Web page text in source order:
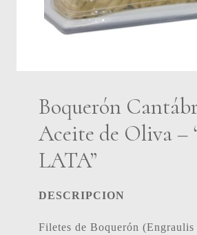
Boquerón
Aceite de Oliva –
LATA”
DESCRIPCION
Filetes de Boquerón (Engraulis